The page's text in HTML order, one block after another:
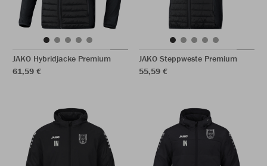
JAKO Hybridjacke Premium
61,59 €
JAKO Steppweste Premium
55,59 €